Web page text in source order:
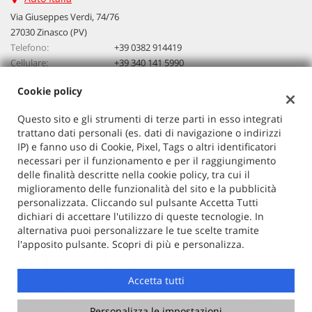
Via Giuseppes Verdi, 74/76
27030 Zinasco (PV)
Telefono:
+39 0382 914419
Cellulare:
+39 340 141 5990
Dati fiscali:
Auto Italia
VIA G. VERDI 74/76, ZINASCO
C.F/P.IVA:02603520186
Registro delle imprese:PV
Copyright © 2026 GestionaleAuto.com S.r.l., Tutti i diritti
Leggi l'informativa sulla privacy - Cookie Policy
Cookie policy
Questo sito e gli strumenti di terze parti in esso integrati
trattano dati personali (es. dati di navigazione o indirizzi
IP) e fanno uso di Cookie, Pixel, Tags o altri identificatori
necessari per il funzionamento e per il raggiungimento
delle finalità descritte nella cookie policy, tra cui il
miglioramento delle funzionalità del sito e la pubblicità
personalizzata. Cliccando sul pulsante Accetta Tutti
dichiari di accettare l'utilizzo di queste tecnologie. In
alternativa puoi personalizzare le tue scelte tramite
l'apposito pulsante. Scopri di più e personalizza.
Accetta tutti
questi
strumenti
di
tracciamento
si
alla
policy.
Puoi
rivedere
e
modificare
le
tue
scelte
in
qualsiasi